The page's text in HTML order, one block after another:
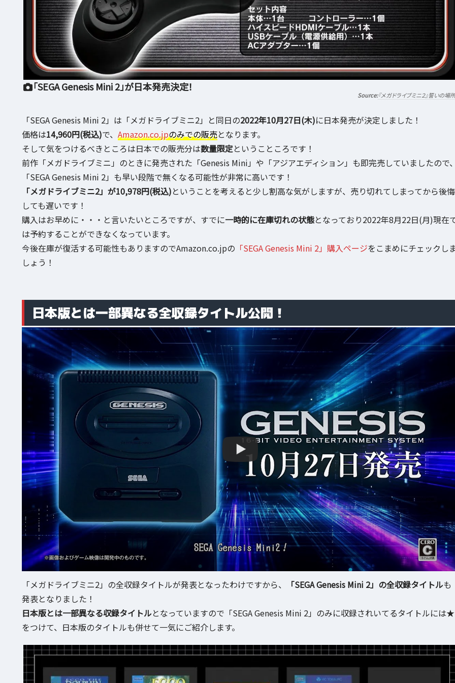
「SEGA Genesis Mini 2」が日本発売決定！
『メガドライブミニ２』誓いの場所
「SEGA Genesis Mini 2」は「メガドライブミニ2」と同日の2022年10月27日(木)に日本発売が決定しました！
価格は14,960円(税込)で、 Amazon.co.jpのみでの販売となります。
そして気をつけるべきところは日本での販売分は数量限定ということころです！
前作「メガドライブミニ」のときに発売された「Genesis Mini」や「アジアエディション」も即完売していましたので
「SEGA Genesis Mini 2」も早い段階で無くなる可能性が非常に高いです！
「メガドライブミニ2」が10,978円(税込)ということを考えると少し割高な気がしますが、売り切れてしまってから後悔
しても遅いです！
購入はお早めに・・・と言いたいところですが、すでに一時的に在庫切れの状態となっており2022年8月22日(月)現在
は予約することができなくなっています。
今後在庫が復活する可能性もありますのでAmazon.co.jpの 「SEGA Genesis Mini 2」購入ページをこまめにチェックし
しょう！
日本版とは一部異なる全収録タイトル公開！
「メガドライブミニ2」の全収録タイトルが発表となったわけですから、 「SEGA Genesis Mini 2」の全収録タイトルも
発表となりました！
日本版とは一部異なる収録タイトルとなっていますので「SEGA Genesis Mini 2」のみに収録されいてるタイトルには★
をつけて、日本版のタイトルも併せて一気にご紹介します。